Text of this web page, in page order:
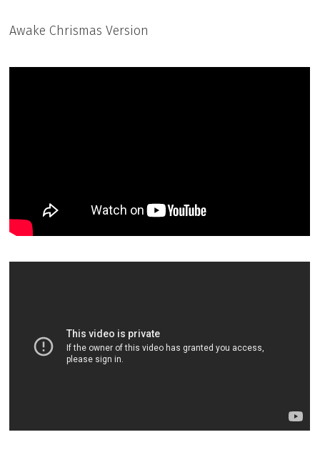
Awake Chrismas Version